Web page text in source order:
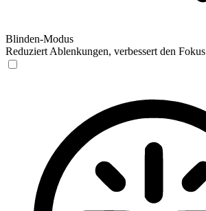
Blinden-Modus
Reduziert Ablenkungen, verbessert den Fokus